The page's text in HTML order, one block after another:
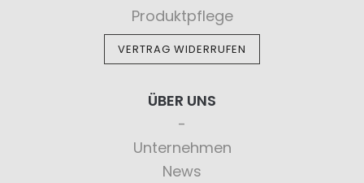
Produktpflege
VERTRAG WIDERRUFEN
ÜBER UNS
Unternehmen
News